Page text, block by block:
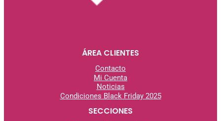
ÁREA CLIENTES
Contacto
Mi Cuenta
Noticias
Condiciones Black Friday 2025
SECCIONES